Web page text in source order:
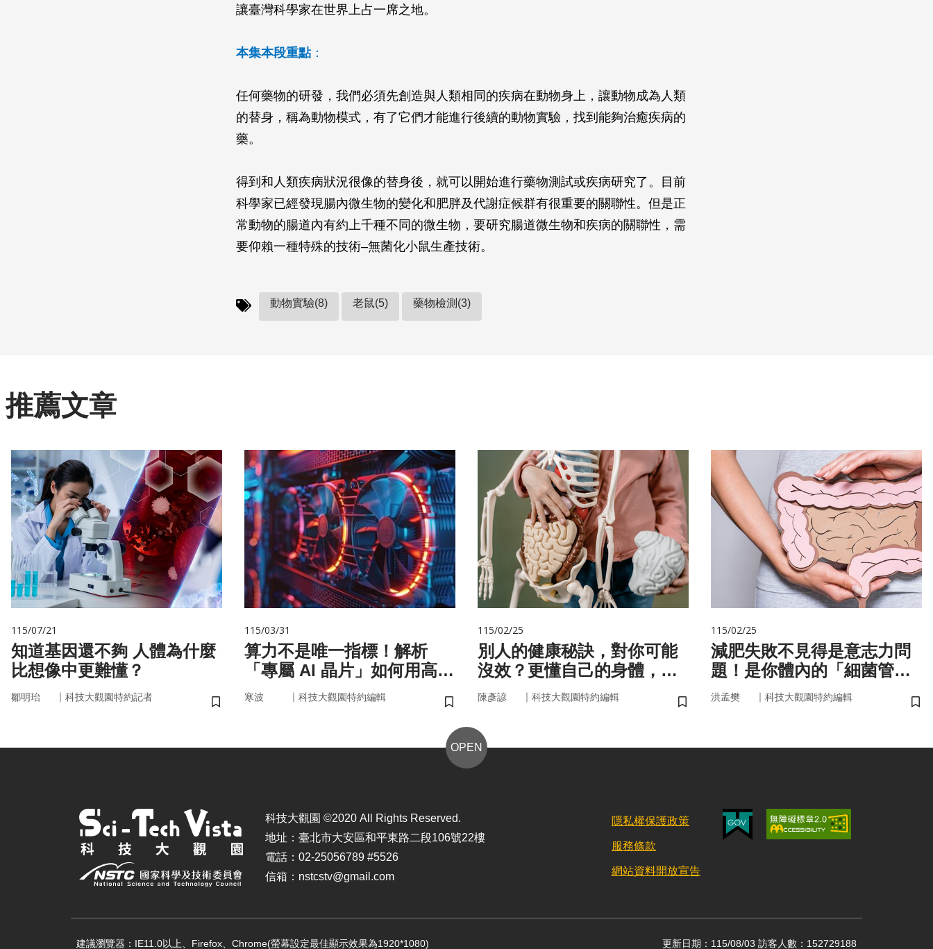
讓臺灣科學家在世界上占一席之地。
本集本段重點：
任何藥物的研發，我們必須先創造與人類相同的疾病在動物身上，讓動物成為人類
的替身，稱為動物模式，有了它們才能進行後續的動物實驗，找到能夠治癒疾病的
藥。
得到和人類疾病狀況很像的替身後，就可以開始進行藥物測試或疾病研究了。目前
科學家已經發現腸內微生物的變化和肥胖及代謝症候群有很重要的關聯性。但是正
常動物的腸道內有約上千種不同的微生物，要研究腸道微生物和疾病的關聯性，需
要仰賴一種特殊的技術–無菌化小鼠生產技術。
動物實驗(8) 老鼠(5) 藥物檢測(3)
推薦文章
115/07/21
知道基因還不夠 人體為什麼
比想像中更難懂？
鄒明珆 ｜ 科技大觀園特約記者
儲存書籤
115/03/31
算力不是唯一指標！解析
「專屬 AI 晶片」如何用高效
率驅動未來
寒波 ｜ 科技大觀園特約編輯
儲存書籤
115/02/25
別人的健康秘訣，對你可能
沒效？更懂自己的身體，才
更能「精準健康」！
陳彥諺 ｜ 科技大觀園特約編輯
儲存書籤
115/02/25
減肥失敗不見得是意志力問
題！是你體內的「細菌管
家」在幫你囤油
洪孟樊 ｜ 科技大觀園特約編輯
儲
OPEN
科技大觀園 ©2020 All Rights Reserved.
地址：臺北市大安區和平東路二段106號22樓
電話：02-25056789 #5526
信箱：nstcstv@gmail.com
隱私權保護政策
服務條款
網站資料開放宣告
建議瀏覽器：IE11.0以上、Firefox、Chrome(螢幕設定最佳顯示效果為1920*1080) 更新日期：115/08/03 訪客人數：152729188